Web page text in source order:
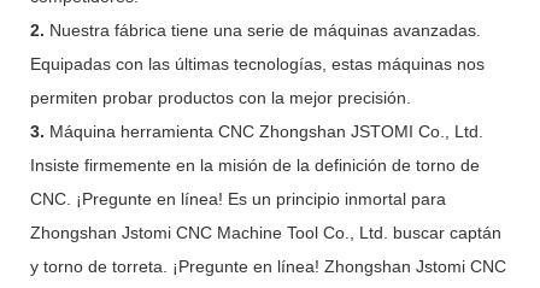
2. Nuestra fábrica tiene una serie de máquinas avanzadas.
Equipadas con las últimas tecnologías, estas máquinas nos
permiten probar productos con la mejor precisión.
3. Máquina herramienta CNC Zhongshan JSTOMI Co., Ltd.
Insiste firmemente en la misión de la definición de torno de
CNC. ¡Pregunte en línea! Es un principio inmortal para
Zhongshan Jstomi CNC Machine Tool Co., Ltd. buscar captán
y torno de torreta. ¡Pregunte en línea! Zhongshan Jstomi CNC